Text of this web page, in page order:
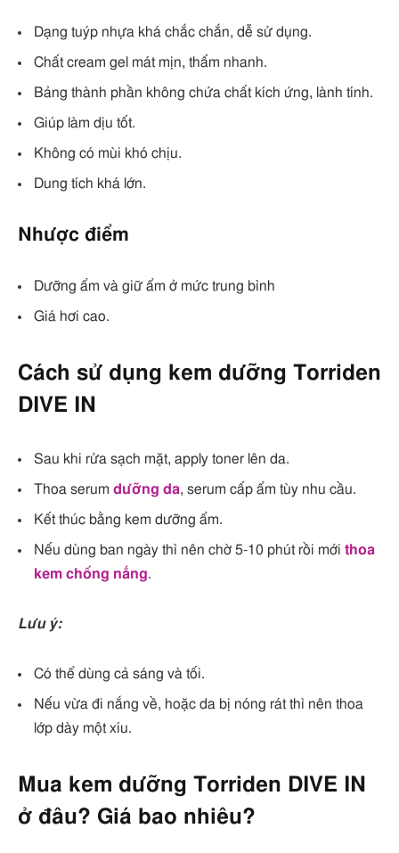
Dạng tuýp nhựa khá chắc chắn, dễ sử dụng.
Chất cream gel mát mịn, thấm nhanh.
Bảng thành phần không chứa chất kích ứng, lành tính.
Giúp làm dịu tốt.
Không có mùi khó chịu.
Dung tích khá lớn.
Nhược điểm
Dưỡng ẩm và giữ ẩm ở mức trung bình
Giá hơi cao.
Cách sử dụng kem dưỡng Torriden
DIVE IN
Sau khi rửa sạch mặt, apply toner lên da.
Thoa serum dưỡng da, serum cấp ẩm tùy nhu cầu.
Kết thúc bằng kem dưỡng ẩm.
Nếu dùng ban ngày thì nên chờ 5-10 phút rồi mới thoa
kem chống nắng.
Lưu ý:
Có thể dùng cả sáng và tối.
Nếu vừa đi nắng về, hoặc da bị nóng rát thì nên thoa
lớp dày một xíu.
Mua kem dưỡng Torriden DIVE IN
ở đâu? Giá bao nhiêu?